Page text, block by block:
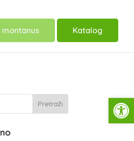
montanus Katalog